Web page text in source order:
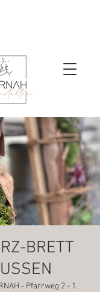
BRETT
- Pfarrweg 2 - 1.